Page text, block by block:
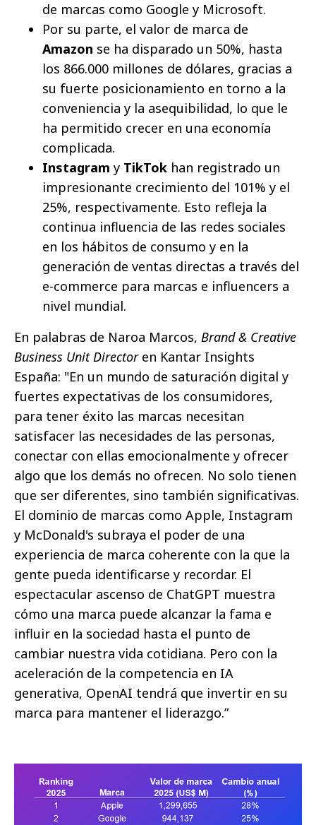
de marcas como Google y Microsoft.
Por su parte, el valor de marca de
Amazon se ha disparado un 50%, hasta
los 866.000 millones de dólares, gracias a
su fuerte posicionamiento en torno a la
conveniencia y la asequibilidad, lo que le
ha permitido crecer en una economía
complicada.
Instagram y TikTok han registrado un
impresionante crecimiento del 101% y el
25%, respectivamente. Esto refleja la
continua influencia de las redes sociales
en los hábitos de consumo y en la
generación de ventas directas a través del
e-commerce para marcas e influencers a
nivel mundial.
En palabras de Naroa Marcos, Brand & Creative
Business Unit Directoren Kantar Insights
España: "En un mundo de saturación digital y
fuertes expectativas de los consumidores,
para tener éxito las marcas necesitan
satisfacer las necesidades de las personas,
conectar con ellas emocionalmente y ofrecer
algo que los demás no ofrecen. No solo tienen
que ser diferentes, sino también significativas.
El dominio de marcas como Apple, Instagram
y McDonald's subraya el poder de una
experiencia de marca coherente con la que la
gente pueda identificarse y recordar. El
espectacular ascenso de ChatGPT muestra
cómo una marca puede alcanzar la fama e
influir en la sociedad hasta el punto de
cambiar nuestra vida cotidiana. Pero con la
aceleración de la competencia en IA
generativa, OpenAI tendrá que invertir en su
marca para mantener el liderazgo.”